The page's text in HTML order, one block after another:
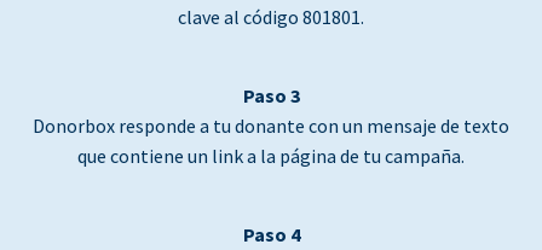
clave al código 801801.
Paso 3
Donorbox responde a tu donante con un mensaje de texto
que contiene un link a la página de tu campaña.
Paso 4